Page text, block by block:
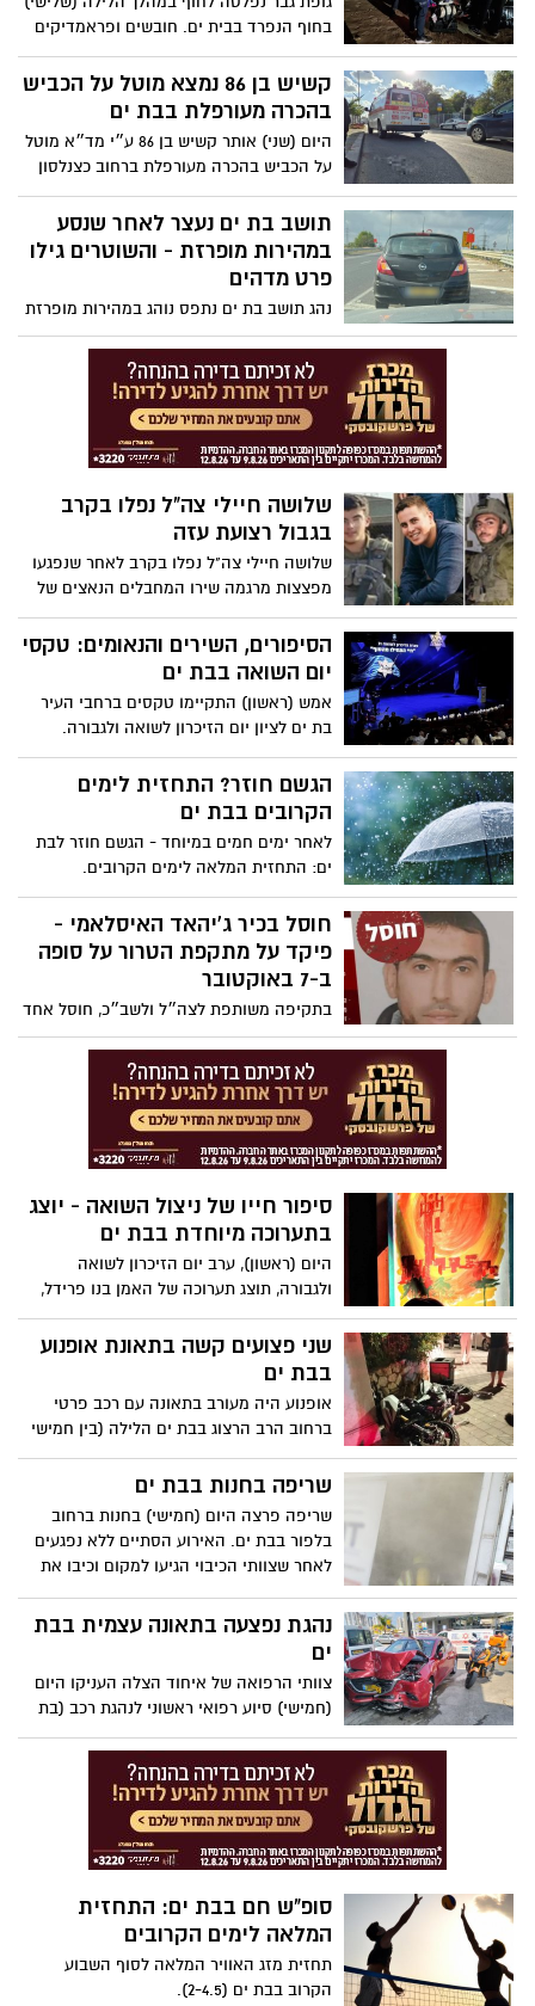
בחוף הנפרד בבית ים. חובשים ופראמדיקים
מדווחים על גבר כבן 42 ללא סימני חיים
וקובעים את מותו.קשיש בן 86 נמצא מוטל על הכביש
בהכרה מעורפלת בבת ים
היום (שני) אותר קשיש בן 86 ע״י מד״א מוטל
על הכביש בהכרה מעורפלת ברחוב כצנלסון
פינת יוספטל בבת ים. חובשים ופראמדיקים
של מד"א העניקו לו טיפול רפואי ופינו אותו
לבי"ח איכילוב במצב קשה עם חבלה בראש.
תושב בת ים נעצר לאחר שנסע
במהירות מופרזת - והשוטרים גילו
פרט מדהים
נהג תושב בת ים נתפס נוהג במהירות מופרזת
של כ150 קמ"ש - מבלי שהוציא רישיון נהיגה
מעולם ובעודו פסול לנהיגה ע"י בית משפט.
שלושה חיילי צה"ל נפלו בקרב
בגבול רצועת עזה
שלושה חיילי צה"ל נפלו בקרב לאחר שנפגעו
מפצצות מרגמה שירו המחבלים הנאצים של
החמאס. האירוע התרחש בצוהרי יום ראשון,
כאשר החיילים שהו באזור מעבר כרם שלום
וירי הפצמ"רים בוצע ממחנות העקורים
באורח קשה, ובנוסף פונו 9 פצועים באורח
בינוני וקל. בצה"ל חוקרים מדוע לא הופעלה
כיפת ברזל ולא בוצעו יירוטים
הסיפורים, השירים והנאומים: טקסי
יום השואה בבת ים
אמש (ראשון) התקיימו טקסים ברחבי העיר
בת ים לציון יום הזיכרון לשואה ולגבורה.
בטקס המרכזי בהיכל התרבות נאם ראש
העיר, צביקה ברוט ואמר: "שורדי השואה
נושאים אלינו את עיניהם ומצפים מאיתנו
להיות היום בצד הנכון של ההיסטוריה".
באירוע זיכרון בסלון, סיפרה אביבה ברוור,
שורדת שואה את סיפור חייה.
הגשם חוזר? התחזית לימים
הקרובים בבת ים
לאחר ימים חמים במיוחד - הגשם חוזר לבת
ים: התחזית המלאה לימים הקרובים.
חוסל בכיר ג'יהאד האיסלאמי -
פיקד על מתקפת הטרור על סופה
ב-7 באוקטובר
בתקיפה משותפת לצה״ל ולשב״כ, חוסל אחד
ממפקדי חטיבת רפיח בארגון הטרור גא״פ;
ממובילי מתקפת הטרור של הארגון לשטח
מדינת ישראל באירועי ה-7 באוקטובר
סיפור חייו של ניצול השואה - יוצג
בתערוכה מיוחדת בבת ים
היום (ראשון), ערב יום הזיכרון לשואה
ולגבורה, תוצג תערוכה של האמן בנו פרידל,
ששרד את השואה כילד והפך לאחד מבכירי
התפאורנים בארץ: "דוגמא ומופת לעוצמתה
של הרוח וחדוות העשייה".
שני פצועים קשה בתאונת אופנוע
בבת ים
אופנוע היה מעורב בתאונה עם רכב פרטי
ברחוב הרב הרצוג בבת ים הלילה (בין חמישי
לשישי). שני הרוכבים פונו אל בית החולים
במצב קשה, אחד מהם כשהוא מורדם
שריפה בחנות בבת ים
שריפה פרצה היום (חמישי) בחנות ברחוב
בלפור בבת ים. האירוע הסתיים ללא נפגעים
לאחר שצוותי הכיבוי הגיעו למקום וכיבו את
נהגת נפצעה בתאונה עצמית בבת
ים
צוותי הרפואה של איחוד הצלה העניקו היום
(חמישי) סיוע רפואי ראשוני לנהגת רכב (בת
82) שנפצעה קל כתוצאה מתאונה עצמית
ברחוב אהוד קינמון בבת ים.
סופ"ש חם בבת ים: התחזית
המלאה לימים הקרובים
תחזית מזג האוויר המלאה לסוף השבוע
הקרוב בבת ים (2-4.5).